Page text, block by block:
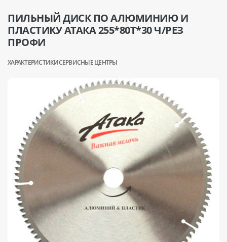
ПИЛЬНЫЙ ДИСК ПО АЛЮМИНИЮ И
ПЛАСТИКУ АТАКА 255*80T*30 Ч/РЕЗ
ПРОФИ
ХАРАКТЕРИСТИКИСЕРВИСНЫЕ ЦЕНТРЫ